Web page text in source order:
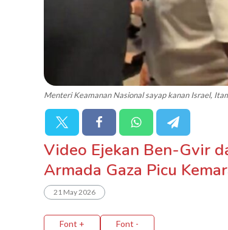
Menteri Keamanan Nasional sayap kanan Israel,
Video Ejekan Ben-Gvir
Armada Gaza Picu
21 May 2026
Font + Font -